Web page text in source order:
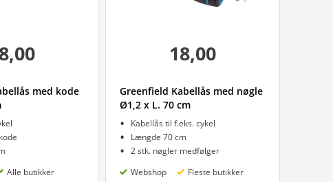
med kode
Alle butikker
18,00
Greenfield Kabellås med nøgle
Ø1,2 x L. 70 cm
Kabellås til f.eks. cykel
Længde 70 cm
2 stk. nøgler medfølger
Webshop
Fleste butikker